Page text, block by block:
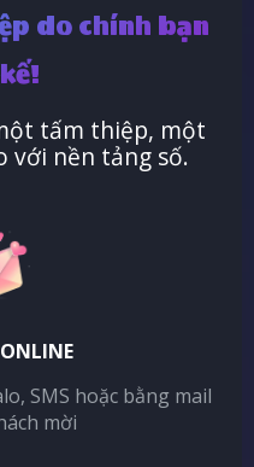
do chính bạn
tấm thiệp, một
với nền tảng số.
SMS hoặc bằng mail
mời